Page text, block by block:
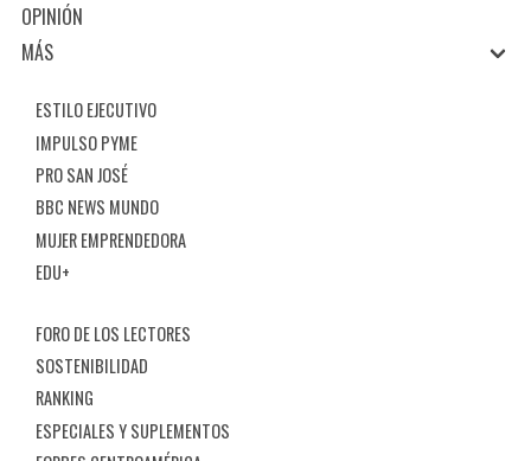
OPINIÓN
MÁS
ESTILO EJECUTIVO
IMPULSO PYME
PRO SAN JOSÉ
BBC NEWS MUNDO
MUJER EMPRENDEDORA
EDU+
FORO DE LOS LECTORES
SOSTENIBILIDAD
RANKING
ESPECIALES Y SUPLEMENTOS